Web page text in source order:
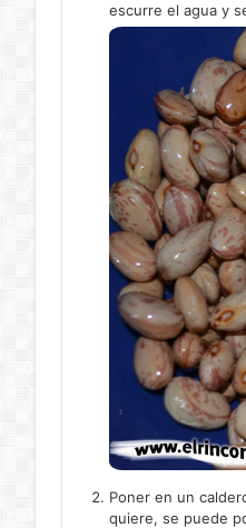
escurre el agua y
Poner en un
quiere, se puede